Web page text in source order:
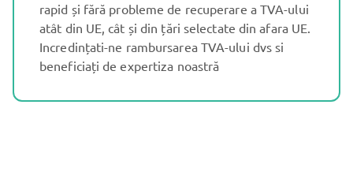
rapid și fără probleme de recuperare a TVA-ului
atât din UE, cât și din țări selectate din afara UE.
Incredințati-ne rambursarea TVA-ului dvs si
beneficiați de expertiza noastră